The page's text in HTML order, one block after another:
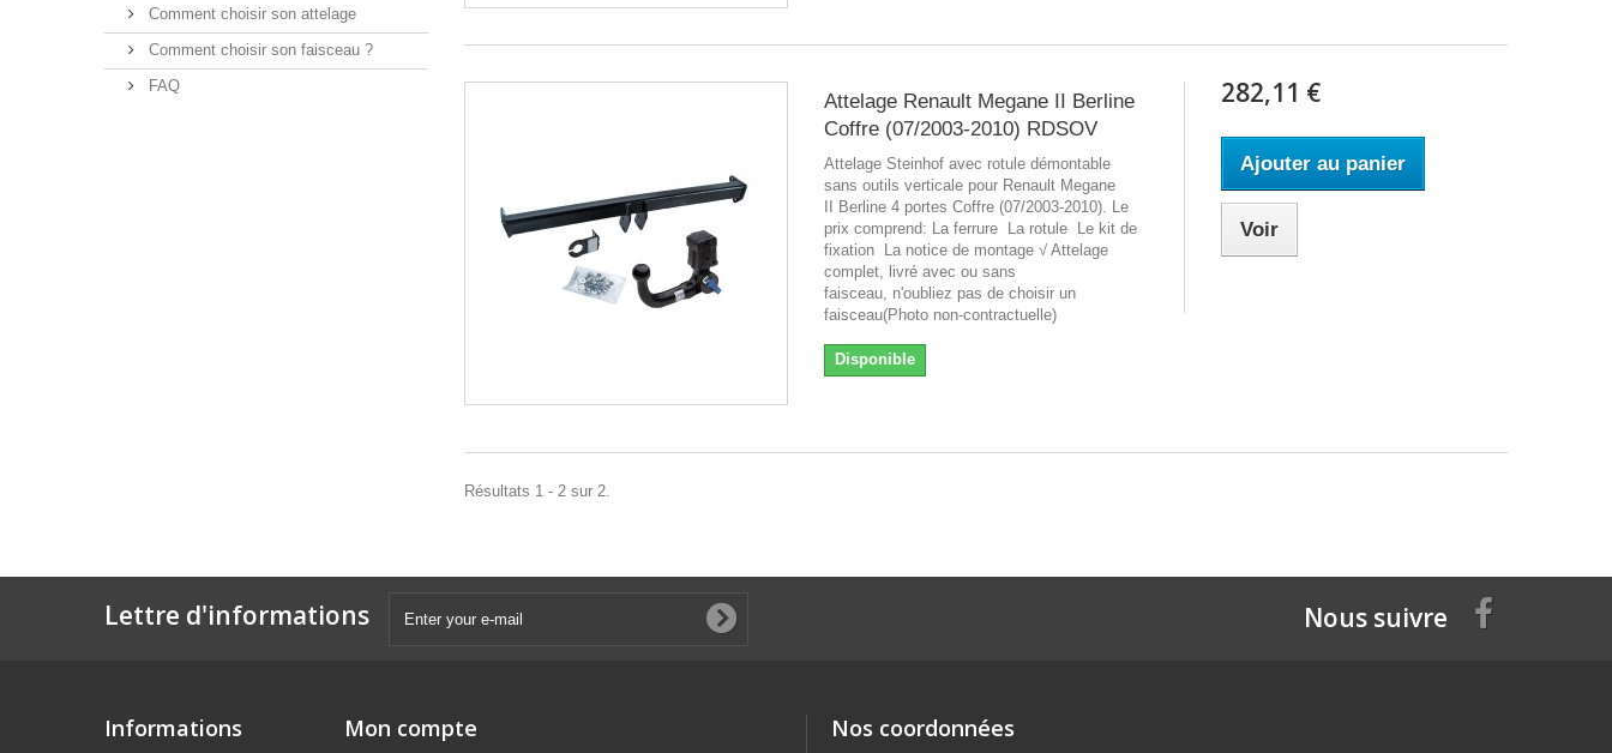
Comment choisir son attelage
Comment choisir son faisceau ?
FAQ
Attelage Renault Megane II Berline
Coffre (07/2003-2010) RDSOV
Attelage Steinhof avec rotule démontable
sans outils verticale pour Renault Megane
II Berline 4 portes Coffre (07/2003-2010). Le
prix comprend: La ferrure La rotule Le kit de
fixation La notice de montage √ Attelage
complet, livré avec ou sans
faisceau, n'oubliez pas de choisir un
faisceau(Photo non-contractuelle)
Disponible
282,11 €
Ajouter au panier
Voir
Résultats 1 - 2 sur 2.
Lettre d'informations Nous suivre
Informations Mon compte Nos coordonnées